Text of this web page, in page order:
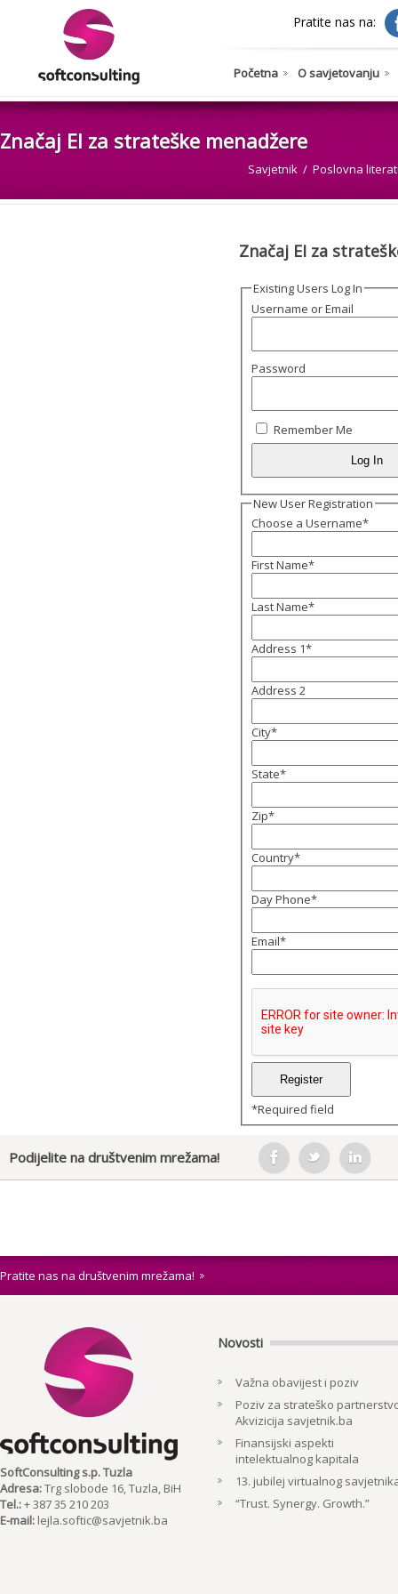
Pratite nas na:
Početna O savjetovanju
Značaj EI za strateške menadžere
Savjetnik Poslovna
Značaj EI za
Existing Users Log In
Username or Email
Password
Remember Me
New User Registration
Choose a Username*
First Name*
Last Name*
Address 1*
Address 2
City*
State*
Zip*
Country*
Day Phone*
Email*
*Required field
Podijelite na društvenim mrežama!
Pratite nas na društvenim mrežama!
SoftConsulting s.p. Tuzla
Adresa:Trg slobode 16, Tuzla, BiH
Tel.:+ 387 35 210 203
E-mail: lejla.softic@savjetnik.ba
Novosti
Važna obavijest i poziv
Poziv za strateško
Akvizicija savjetnik.ba
Finansijski aspekti
intelektualnog kapitala
13. jubilej virtualnog
“Trust. Synergy. Growth.”